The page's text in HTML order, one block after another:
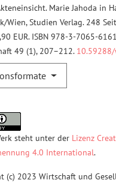
Marie Jahoda in
Wien, Studien Verlag. 248
EUR. ISBN 978-3-7065-
49 (1), 207–212.10.59288/
steht unter der Lizenz
4.0 International.
(c) 2023 Wirtschaft und